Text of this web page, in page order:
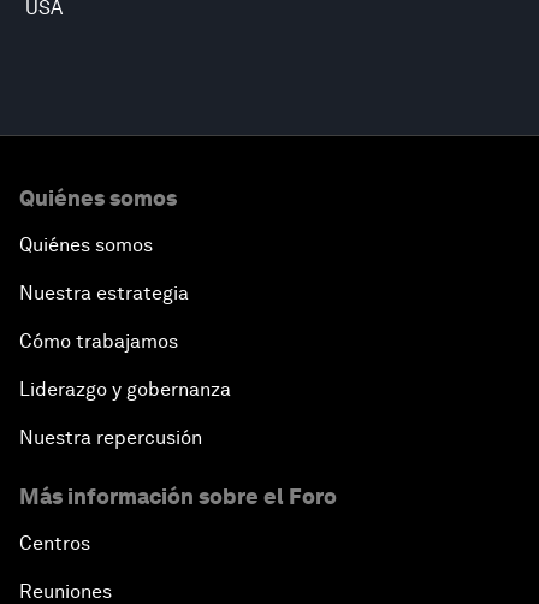
USA
Quiénes somos
Quiénes somos
Nuestra estrategia
Cómo trabajamos
Liderazgo y gobernanza
Nuestra repercusión
Más información sobre el Foro
Centros
Reuniones